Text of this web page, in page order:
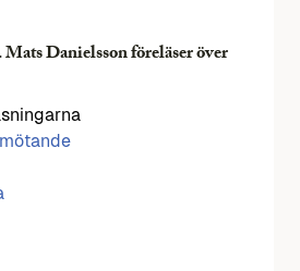
Danielsson föreläser över